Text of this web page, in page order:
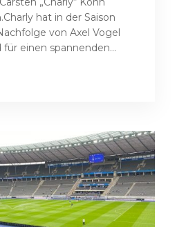
hat in der Saison
von Axel Vogel
einen spannenden...